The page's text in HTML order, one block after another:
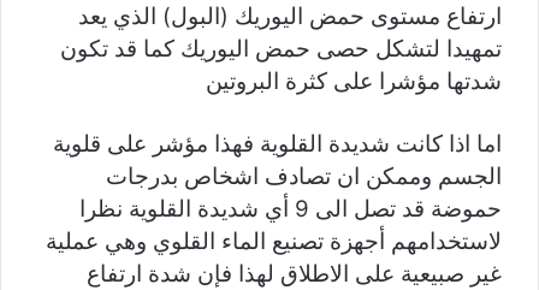
ارتفاع مستوى حمض اليوريك (البول) الذي يعد
تمهيدا لتشكل حصى حمض اليوريك كما قد تكون
شدتها مؤشرا على كثرة البروتين
اما اذا كانت شديدة القلوية فهذا مؤشر على قلوية
الجسم وممكن ان تصادف اشخاص بدرجات
حموضة قد تصل الى 9 أي شديدة القلوية نظرا
لاستخدامهم أجهزة تصنيع الماء القلوي وهي عملية
غير صبيعية على الاطلاق لهذا فإن شدة ارتفاع